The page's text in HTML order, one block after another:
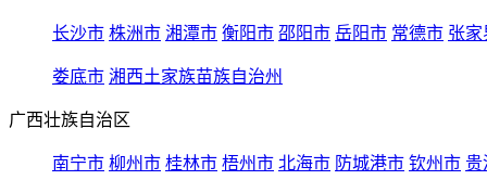
长沙市 株洲市 湘潭市 衡阳市 邵阳市 岳阳市 常德市 张家
娄底市 湘西土家族苗族自治州
广西壮族自治区
南宁市 柳州市 桂林市 梧州市 北海市 防城港市 钦州市 贵